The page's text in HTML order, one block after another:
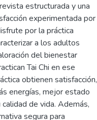
estructurada y una
experimentada por
por la práctica
a los adultos
del bienestar
Tai Chi en ese
obtienen satisfacción,
energías, mejor estado
de vida. Además,
segura para